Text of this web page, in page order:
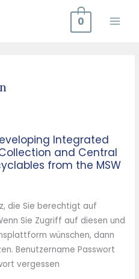
0
Integrated
and Central
from the MSW
die Sie berechtigt auf
Sie Zugriff auf diesen und
wünschen, dann
Benutzername Passwort
vergessen